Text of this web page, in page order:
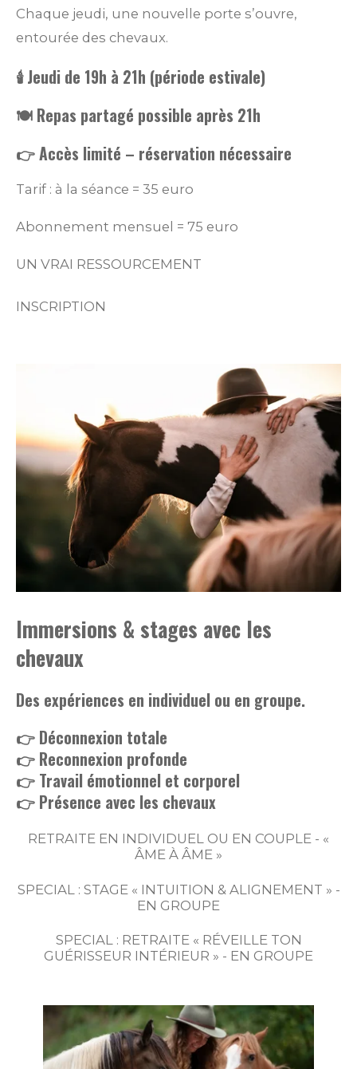
Chaque jeudi, une nouvelle porte s’ouvre,
entourée des chevaux.
🕯️ Jeudi de 19h à 21h (période estivale)
🍽️ Repas partagé possible après 21h
👉 Accès limité – réservation nécessaire
Tarif : à la séance = 35 euro
Abonnement mensuel = 75 euro
UN VRAI RESSOURCEMENT
INSCRIPTION
Immersions & stages avec les
chevaux
Des expériences en individuel ou en groupe.
👉 Déconnexion totale
👉 Reconnexion profonde
👉 Travail émotionnel et corporel
👉 Présence avec les chevaux
RETRAITE EN INDIVIDUEL OU EN COUPLE - «
ÂME À ÂME »
SPECIAL : STAGE « INTUITION & ALIGNEMENT » -
EN GROUPE
SPECIAL : RETRAITE « RÉVEILLE TON
GUÉRISSEUR INTÉRIEUR » - EN GROUPE